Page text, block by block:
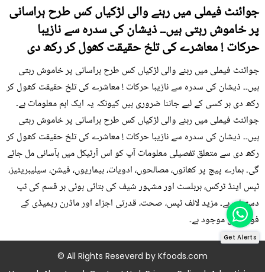
جوائنٹ فیملی میں رہنے والی لڑکیاں کس طرح ہراسانی
پر خاموش رہتی ہیں۔۔ ذیشان کی سدرہ سے نازیبا
حرکات ! معاشرے کی تلخ حقیقت کھول کر رکھ دی
جوائنٹ فیملی میں رہنے والی لڑکیاں کس طرح ہراسانی پر خاموش رہتی
ہیں۔۔ ذیشان کی سدرہ سے نازیبا حرکات ! معاشرے کی تلخ حقیقت کھول کر
رکھ دی ہر کسی کے لیے جاننا ضروری ہیں کیونکہ یہ ایک اہم معلومات ہے۔
جوائنٹ فیملی میں رہنے والی لڑکیاں کس طرح ہراسانی پر خاموش رہتی
ہیں۔۔ ذیشان کی سدرہ سے نازیبا حرکات ! معاشرے کی تلخ حقیقت کھول کر
رکھ دی سے متعلق تفصیلی معلومات آپ کو اس آرٹیکل میں بآسانی مل جائے
گی۔ ہمارے پیج پر کھانوں، مصالحوں، ادویات، بیماریوں، فیشن، سیلیبریٹیز،
ٹپس اینڈ ٹرکس، ہربلسٹ اور مشہور شیف کی بتائی ہوئی ہر قسم کی ٹپ
دستیاب ہے۔ مزید لائف ٹپس، صحت، قدرتی اجزاء اور ماڈرن ریمیڈی کے
فوڈز میں موجود ہے۔
© All Rights Reseverd by Kfoods.com
Get Alerts